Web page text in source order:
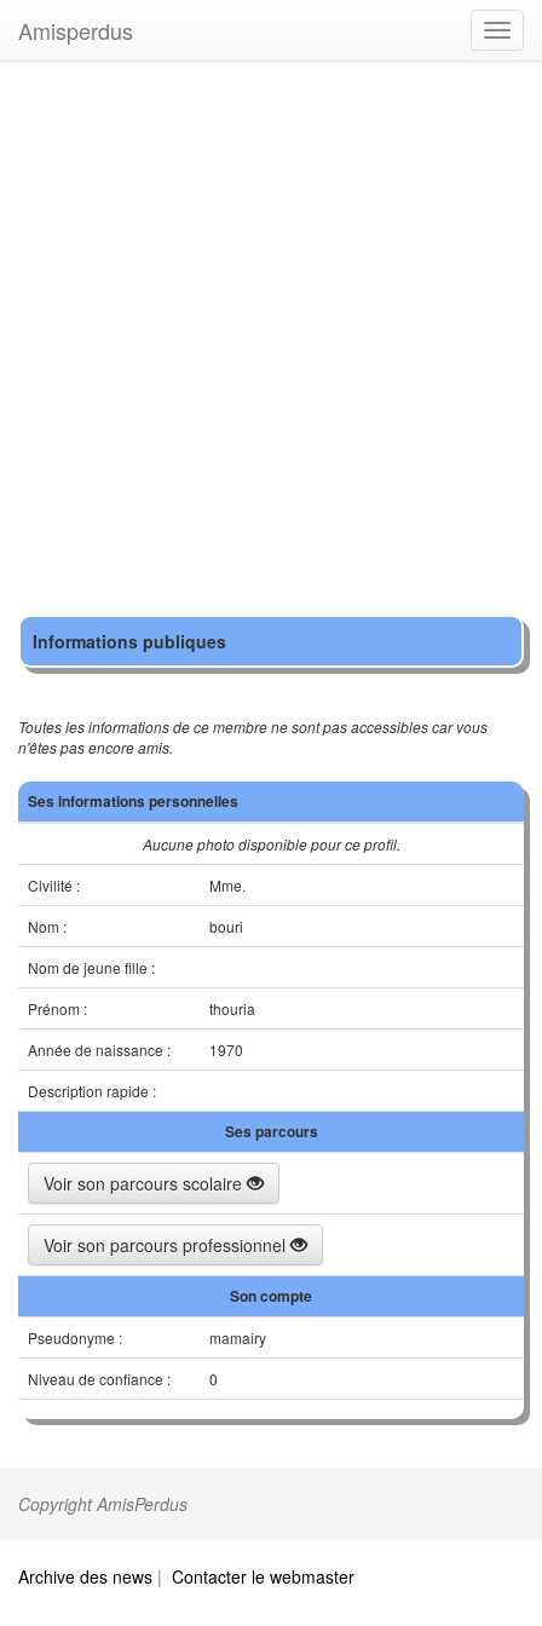
Amisperdus
Informations publiques
Toutes les informations de ce membre ne sont pas accessibles car vous
n'êtes pas encore amis.
Ses informations personnelles
Aucune photo disponible pour ce profil.
Civilité :
Mme.
Nom :
bouri
Nom de jeune fille :
Prénom :
thouria
Année de naissance :
1970
Description rapide :
Ses parcours
Voir son parcours scolaire
Voir son parcours professionnel
Son compte
Pseudonyme :
mamairy
Niveau de confiance :
0
Copyright AmisPerdus
Archive des news | Contacter le webmaster